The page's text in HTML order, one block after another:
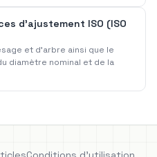
d'ajustement ISO (ISO
et d'arbre ainsi que le
diamètre nominal et de la